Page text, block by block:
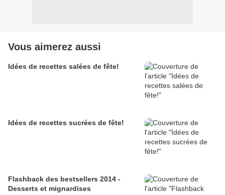
Vous aimerez aussi
Idées de recettes salées de fête!
Idées de recettes sucrées de fête!
Flashback des bestsellers 2014 -
Desserts et mignardises